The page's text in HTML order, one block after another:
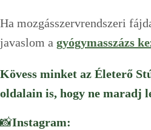
Ha mozgásszervrendszeri
javaslom a gyógymasszázs
Kövess minket az Életerő
oldalain is, hogy ne maradj
📸Instagram: